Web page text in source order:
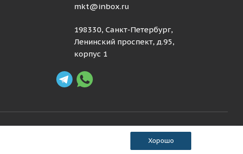
mkt@inbox.ru
198330, Санкт-Петербург,
Ленинский проспект, д.95,
корпус 1
Хорошо